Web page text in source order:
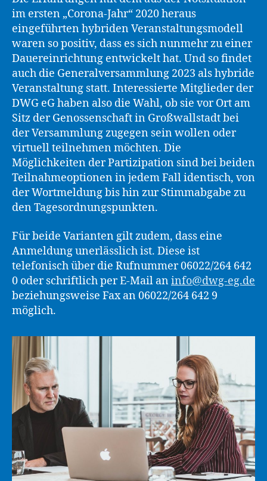
im ersten „Corona-Jahr“ 2020 heraus
eingeführten hybriden Veranstaltungsmodell
waren so positiv, dass es sich nunmehr zu einer
Dauereinrichtung entwickelt hat. Und so findet
auch die Generalversammlung 2023 als hybride
Veranstaltung statt. Interessierte Mitglieder der
DWG eG haben also die Wahl, ob sie vor Ort am
Sitz der Genossenschaft in Großwallstadt bei
der Versammlung zugegen sein wollen oder
virtuell teilnehmen möchten. Die
Möglichkeiten der Partizipation sind bei beiden
Teilnahmeoptionen in jedem Fall identisch, von
der Wortmeldung bis hin zur Stimmabgabe zu
den Tagesordnungspunkten.
Für beide Varianten gilt zudem, dass eine
Anmeldung unerlässlich ist. Diese ist
telefonisch über die Rufnummer 06022/264 642
0 oder schriftlich per E-Mail aninfo@dwg-eg.de
beziehungsweise Fax an 06022/264 642 9
möglich.